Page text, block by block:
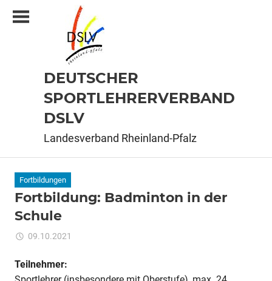
Inhalt
DEUTSCHER
SPORTLEHRERVERBAND
DSLV
Landesverband Rheinland-Pfalz
Fortbildungen
Fortbildung: Badminton in der
Schule
09.10.2021
in
Teilnehmer: